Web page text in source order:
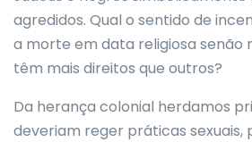
agredidos. Qual o sentido de
a morte em data religiosa senão
têm mais direitos que outros?
Da herança colonial herdamos
deveriam reger práticas sexuais,